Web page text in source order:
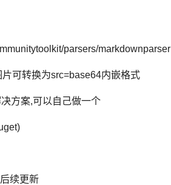
parsers/markdownparser
可转换为src=base64内嵌格式
方案,可以自己做一个
续更新